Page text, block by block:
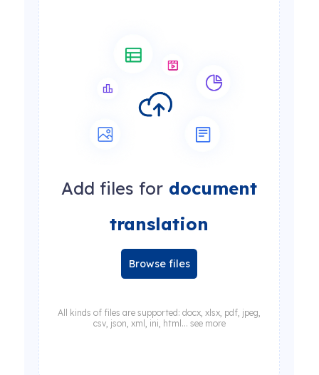
Add files for document
translation
Browse files
All kinds of files are supported: docx, xlsx, pdf, jpeg,
csv, json, xml, ini, html... see more